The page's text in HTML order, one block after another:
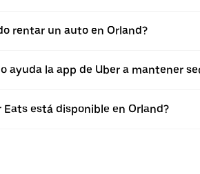
rentar un auto en Orland?
ayuda la app de Uber a mantener
Eats está disponible en Orland?